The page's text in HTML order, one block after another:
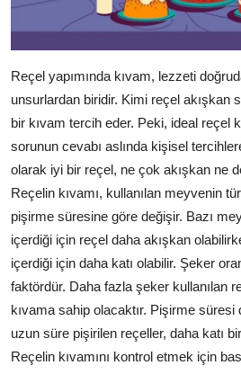
Reçel yapımında kıvam, lezzeti
unsurlardan biridir. Kimi reçel akışkan
bir kıvam tercih eder. Peki, ideal reçel
sorunun cevabı aslında kişisel
olarak iyi bir reçel, ne çok akışkan ne
Reçelin kıvamı, kullanılan meyvenin
pişirme süresine göre değişir. Bazı
içerdiği için reçel daha akışkan
içerdiği için daha katı olabilir. Şeker
faktördür. Daha fazla şeker kullanılan
kıvama sahip olacaktır. Pişirme süresi
uzun süre pişirilen reçeller, daha katı
Reçelin kıvamını kontrol etmek için